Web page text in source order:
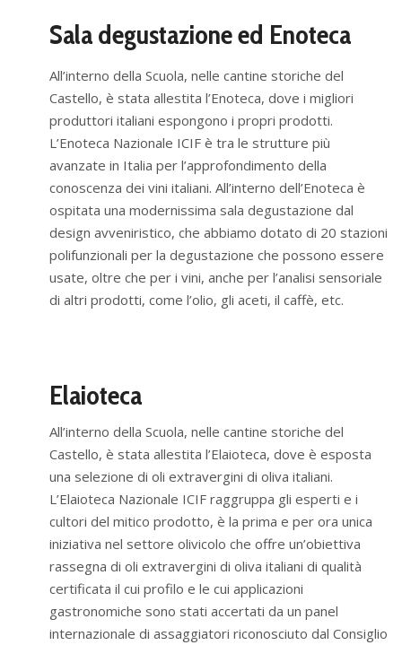
Sala degustazione ed Enoteca
All’interno della Scuola, nelle cantine storiche del
Castello, è stata allestita l’Enoteca, dove i migliori
produttori italiani espongono i propri prodotti.
L’Enoteca Nazionale ICIF è tra le strutture più
avanzate in Italia per l’approfondimento della
conoscenza dei vini italiani. All’interno dell’Enoteca è
ospitata una modernissima sala degustazione dal
design avveniristico, che abbiamo dotato di 20 stazioni
polifunzionali per la degustazione che possono essere
usate, oltre che per i vini, anche per l’analisi sensoriale
di altri prodotti, come l’olio, gli aceti, il caffè, etc.
Elaioteca
All’interno della Scuola, nelle cantine storiche del
Castello, è stata allestita l’Elaioteca, dove è esposta
una selezione di oli extravergini di oliva italiani.
L’Elaioteca Nazionale ICIF raggruppa gli esperti e i
cultori del mitico prodotto, è la prima e per ora unica
iniziativa nel settore olivicolo che offre un’obiettiva
rassegna di oli extravergini di oliva italiani di qualità
certificata il cui profilo e le cui applicazioni
gastronomiche sono stati accertati da un panel
internazionale di assaggiatori riconosciuto dal Consiglio